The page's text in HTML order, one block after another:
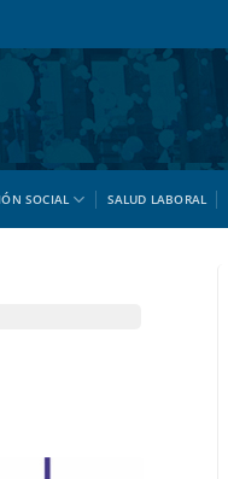
SOCIAL SALUD LABORAL